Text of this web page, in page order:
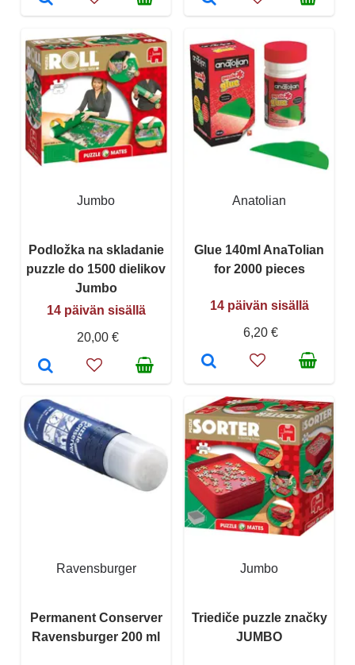
Jumbo
Podložka na skladanie
puzzle do 1500 dielikov
Jumbo
14 päivän sisällä
20,00 €
Anatolian
Glue 140ml AnaTolian
for 2000 pieces
14 päivän sisällä
6,20 €
Ravensburger
Permanent Conserver
Ravensburger 200 ml
Jumbo
Triediče puzzle značky
JUMBO